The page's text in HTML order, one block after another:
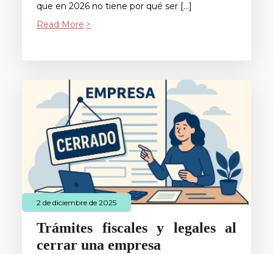
que en 2026 no tiene por qué ser […]
Read More
2 de diciembre de 2025
Trámites fiscales y legales al
cerrar una empresa